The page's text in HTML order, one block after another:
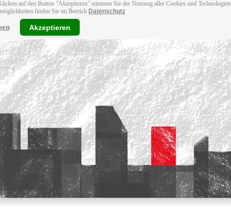
auf den Button "Akzeptieren" stimmen Sie der Nutzung aller Cookies und Technologien
finden Sie im Bereich Datenschutz
Akzeptieren